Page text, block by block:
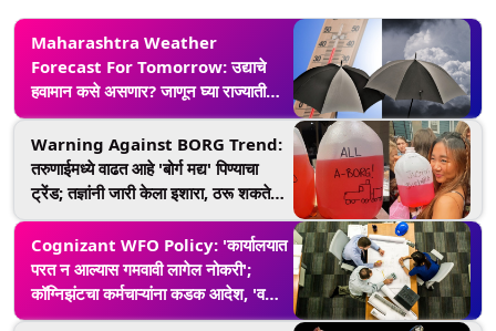
Maharashtra Weather
Forecast For Tomorrow: उद्याचे
हवामान कसे असणार? जाणून घ्या राज्यातील
सध्याची स्थिती
Warning Against BORG Trend:
तरुणाईमध्ये वाढत आहे 'बोर्ग मद्य' पिण्याचा
ट्रेंड; तज्ञांनी जारी केला इशारा, ठरू शकते
जीवघेणे, जाणून घ्या सविस्तर (Video)
Cognizant WFO Policy: 'कार्यालयात
परत न आल्यास गमवावी लागेल नोकरी';
कॉग्निझंटचा कर्मचाऱ्यांना कडक आदेश, 'वर्क
फ्रॉम ऑफिस' केले अनिवार्य